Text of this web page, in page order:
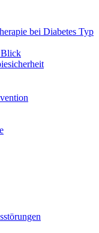
bei Diabetes Typ
Blick